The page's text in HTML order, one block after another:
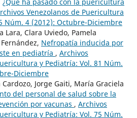
Venezolanos de Puericultura
Núm. 4 (2012): Octubre-Diciembre
Lara, Clara Uviedo, Pamela
Nefropatía inducida por
en pediatría , Archivos
y Pediatría: Vol. 81 Núm.
Diciembre
Jorge Gaiti, María Graciela
del personal de salud sobre la
por vacunas , Archivos
y Pediatría: Vol. 75 Núm.